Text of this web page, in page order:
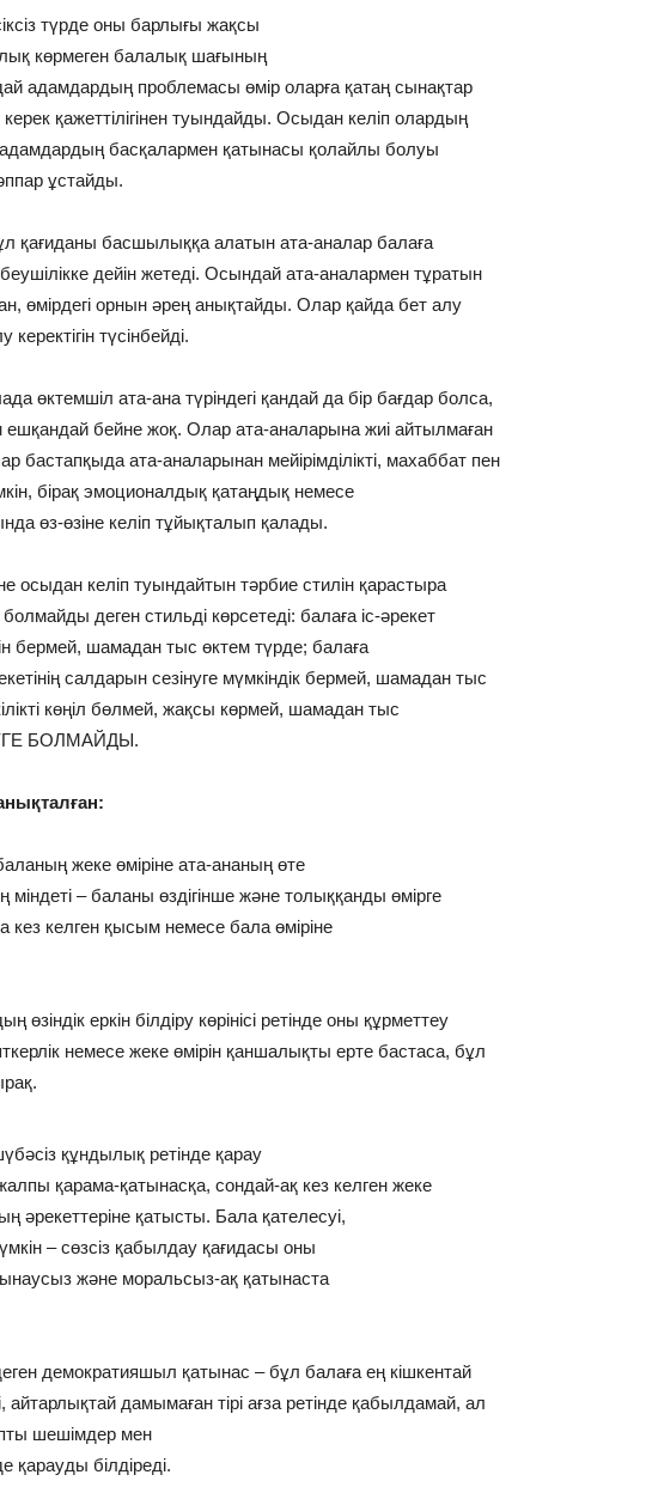
түрде оны барлығы жақсы
көрмеген балалық шағының
адамдардың проблемасы өмір оларға қатаң сынақтар
қажеттілігінен туындайды. Осыдан келіп олардың
басқалармен қатынасы қолайлы болуы
ұстайды.
қағиданы басшылыққа алатын ата-аналар балаға
дейін жетеді. Осындай ата-аналармен тұратын
өмірдегі орнын әрең анықтайды. Олар қайда бет алу
керектігін түсінбейді.
өктемшіл ата-ана түріндегі қандай да бір бағдар болса,
ешқандай бейне жоқ. Олар ата-аналарына жиі айтылмаған
бастапқыда ата-аналарынан мейірімділікті, махаббат пен
бірақ эмоционалдық қатаңдық немесе
өз-өзіне келіп тұйықталып қалады.
осыдан келіп туындайтын тәрбие стилін қарастыра
деген стильді көрсетеді: балаға іс-әрекет
бермей, шамадан тыс өктем түрде; балаға
салдарын сезінуге мүмкіндік бермей, шамадан тыс
көңіл бөлмей, жақсы көрмей, шамадан тыс
БОЛМАЙДЫ.
жеке өміріне ата-ананың өте
– баланы өздігінше және толыққанды өмірге
келген қысым немесе бала өміріне
еркін білдіру көрінісі ретінде оны құрметтеу
немесе жеке өмірін қаншалықты ерте бастаса, бұл
құндылық ретінде қарау
қарама-қатынасқа, сондай-ақ кез келген жеке
әрекеттеріне қатысты. Бала қателесуі,
– сөзсіз қабылдау қағидасы оны
және моральсыз-ақ қатынаста
демократияшыл қатынас – бұл балаға ең кішкентай
айтарлықтай дамымаған тірі ағза ретінде қабылдамай, ал
шешімдер мен
қарауды білдіреді.